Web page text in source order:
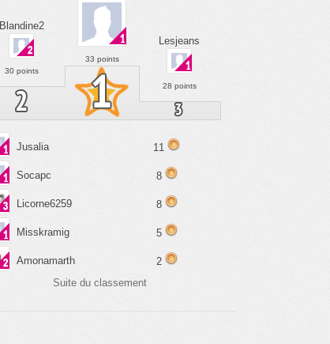
33 points
Blandine2
30 points
Lesjeans
28 points
Jusalia 11
Socapc 8
Licorne6259 8
Misskramig 5
Amonamarth
2
Suite du classement